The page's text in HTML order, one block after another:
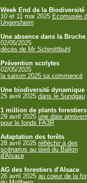
Week End de la Biodiversité
10 et 11 mai 2025 Ecomusée
Ungersheim
Une absence dans la Bruche
02/05/2025
décès de Mr Schmittbuhl
Prévention scolytes
02/05/2025
la saison 2025 sa commencé
Une biodiversité dynamique
25 avril 2025 dans le Sundgau
1 million de plants forestiers
29 avril 2025 une date
pour le fonds FA3R
Adaptation des forêts
28 avril 2025 réfléchir à des
scénarios au pied du Ballon
d'Alsace
AG des forestiers d'Alsace
26 avril 2025 au coeur de la